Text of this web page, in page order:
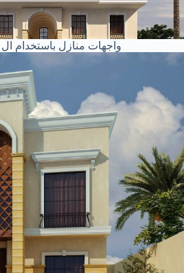
واجهات منازل باستخدام ال GRC